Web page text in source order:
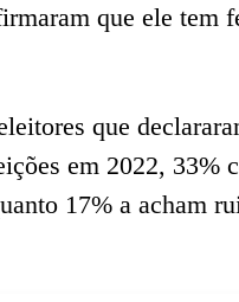
que ele tem
que
em 2022, 33%
17% a acham